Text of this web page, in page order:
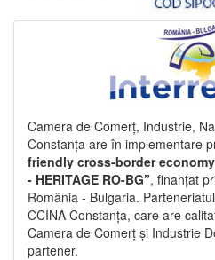
Camera de Comerț, Industrie,
Constanța are în implementare
friendly cross-border
- HERITAGE RO-BG”, finanțat
România - Bulgaria.
CCINA Constanța, care are
Camera de Comerț și Industrie
partener.